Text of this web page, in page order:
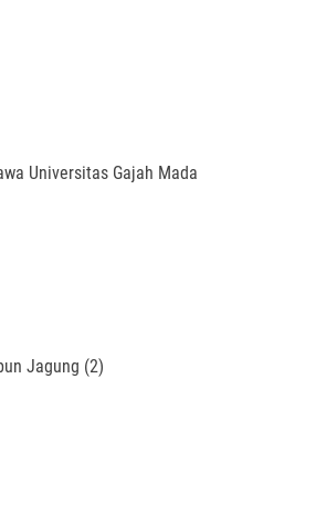
Universitas Gajah Mada
Jagung (2)